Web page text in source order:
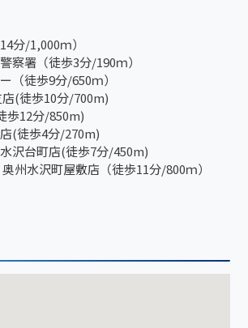
分/1,000ｍ）
察署（徒歩3分/190ｍ）
（徒歩9分/650ｍ）
店(徒歩10分/700m)
歩12分/850m)
(徒歩4分/270m)
沢台町店(徒歩7分/450m)
州水沢町屋敷店（徒歩11分/800ｍ）